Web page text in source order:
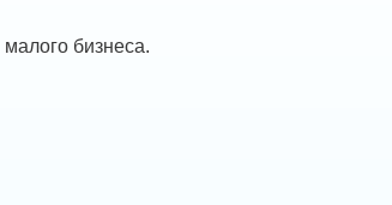
бизнеса.